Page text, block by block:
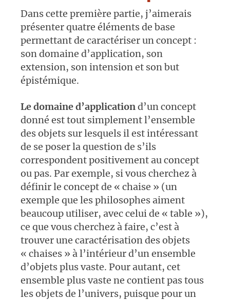
Dans cette première partie, j’aimerais
présenter quatre éléments de base
permettant de caractériser un concept :
son domaine d’application, son
extension, son intension et son but
épistémique.
Le domaine d’applicationd’un concept
donné est tout simplement l’ensemble
des objets sur lesquels il est intéressant
de se poser la question de s’ils
correspondent positivement au concept
ou pas. Par exemple, si vous cherchez à
définir le concept de « chaise » (un
exemple que les philosophes aiment
beaucoup utiliser, avec celui de « table »),
ce que vous cherchez à faire, c’est à
trouver une caractérisation des objets
« chaises » à l’intérieur d’un ensemble
d’objets plus vaste. Pour autant, cet
ensemble plus vaste ne contient pas tous
les objets de l’univers, puisque pour un